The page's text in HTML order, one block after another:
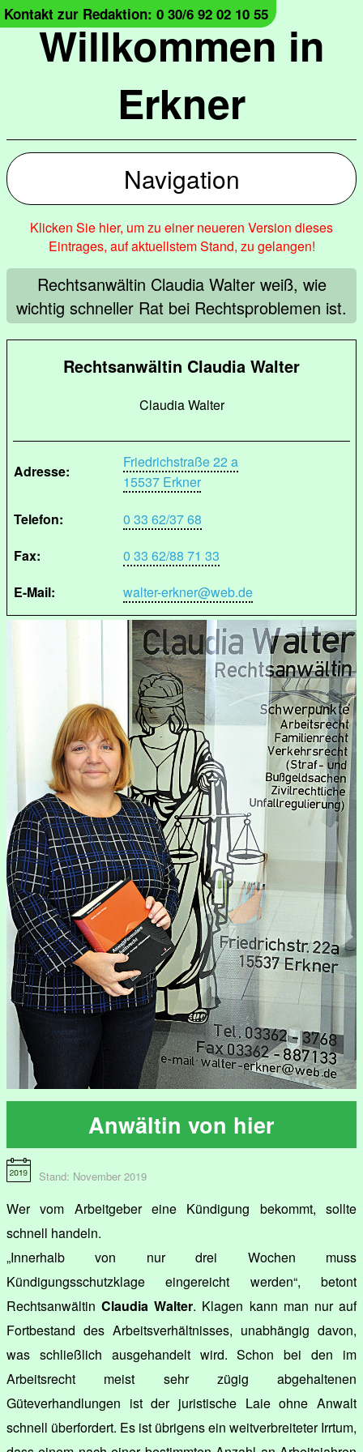
Willkommen in
Erkner
Kontakt zur Redaktion: 0 30/6 92 02 10 55
Navigation
Klicken Sie hier, um zu einer neueren Version dieses
Eintrages, auf aktuellstem Stand, zu gelangen!
Rechtsanwältin Claudia Walter weiß, wie
wichtig schneller Rat bei Rechtsproblemen ist.
Rechtsanwältin Claudia Walter
Claudia Walter
Adresse:
Friedrichstraße 22 a
15537 Erkner
Telefon:
0 33 62/37 68
Fax:
0 33 62/88 71 33
E-Mail:
walter-erkner@web.de
Anwältin von hier
Stand: November 2019
Wer vom Arbeitgeber eine Kündigung bekommt, sollte
schnell handeln.
„Innerhalb von nur drei Wochen muss
Kündigungsschutzklage eingereicht werden“, betont
RechtsanwältinClaudia Walter. Klagen kann man nur auf
Fortbestand des Arbeitsverhältnisses, unabhängig davon,
was schließlich ausgehandelt wird. Schon bei den im
Arbeitsrecht meist sehr zügig abgehaltenen
Güteverhandlungen ist der juristische Laie ohne Anwalt
schnell überfordert. Es ist übrigens ein weitverbreiteter Irrtum,